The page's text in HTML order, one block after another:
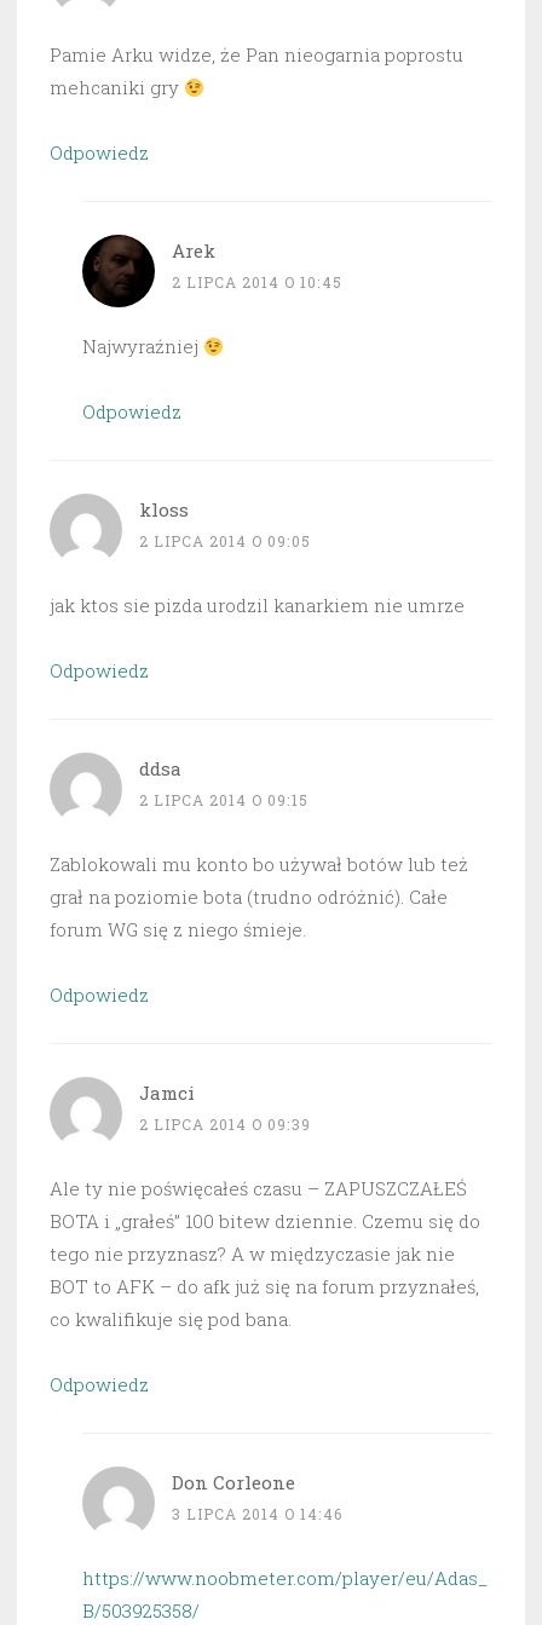
Pamie Arku widze, że Pan nieogarnia poprostu
mehcaniki gry
Odpowiedz
Arek
2 LIPCA 2014 O 10:45
Najwyraźniej
Odpowiedz
kloss
2 LIPCA 2014 O 09:05
jak ktos sie pizda urodzil kanarkiem nie umrze
Odpowiedz
ddsa
2 LIPCA 2014 O 09:15
Zablokowali mu konto bo używał botów lub też
grał na poziomie bota (trudno odróżnić). Całe
forum WG się z niego śmieje.
Odpowiedz
Jamci
2 LIPCA 2014 O 09:39
Ale ty nie poświęcałeś czasu – ZAPUSZCZAŁEŚ
BOTA i „grałeś” 100 bitew dziennie. Czemu się do
tego nie przyznasz? A w międzyczasie jak nie
BOT to AFK – do afk już się na forum przyznałeś,
co kwalifikuje się pod bana.
Odpowiedz
Don Corleone
3 LIPCA 2014 O 14:46
https://www.noobmeter.com/player/eu/Adas_
B/503925358/